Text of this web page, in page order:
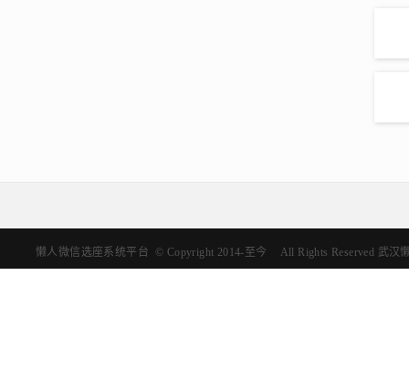
懒人微信选座系统平台 © Copyright 2014-至今 All Rights Reserved 武汉